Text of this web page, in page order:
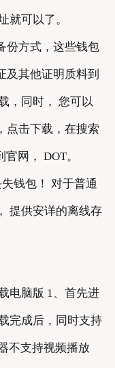
就可以了。
份方式，这些钱包
及其他证明质料到
，同时， 您可以
点击下载，在搜索
网， DOT。
钱包！ 对于普通
提供安详的离线存
电脑版 1、首先进
完成后，同时支持
不支持视频播放